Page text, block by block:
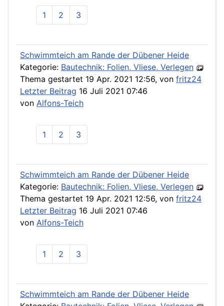
1 2 3
Schwimmteich am Rande der Dübener Heide
Kategorie: Bautechnik: Folien, Vliese, Verlegen
Thema gestartet 19 Apr. 2021 12:56, von fritz24
Letzter Beitrag 16 Juli 2021 07:46
von Alfons-Teich
1 2 3
Schwimmteich am Rande der Dübener Heide
Kategorie: Bautechnik: Folien, Vliese, Verlegen
Thema gestartet 19 Apr. 2021 12:56, von fritz24
Letzter Beitrag 16 Juli 2021 07:46
von Alfons-Teich
1 2 3
Schwimmteich am Rande der Dübener Heide